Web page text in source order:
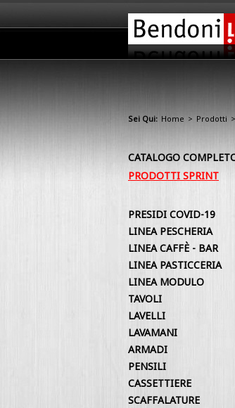
Sei Qui: Home > Prodotti >
CATALOGO
PRODOTTI SPRINT
PRESIDI COVID-19
LINEA PESCHERIA
LINEA CAFFÈ - BAR
LINEA PASTICCERIA
LINEA MODULO
TAVOLI
LAVELLI
LAVAMANI
ARMADI
PENSILI
CASSETTIERE
SCAFFALATURE